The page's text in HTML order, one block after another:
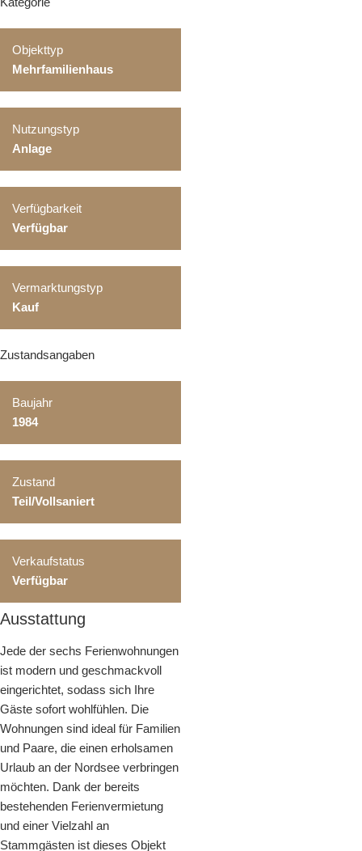
Objekttyp
Mehrfamilienhaus
Nutzungstyp
Anlage
Verfügbarkeit
Verfügbar
Vermarktungstyp
Kauf
Zustandsangaben
Baujahr
1984
Zustand
Teil/Vollsaniert
Verkaufstatus
Verfügbar
Ausstattung
Jede der sechs Ferienwohnungen
ist modern und geschmackvoll
eingerichtet, sodass sich Ihre
Gäste sofort wohlfühlen. Die
Wohnungen sind ideal für Familien
und Paare, die einen erholsamen
Urlaub an der Nordsee verbringen
möchten. Dank der bereits
bestehenden Ferienvermietung
und einer Vielzahl an
Stammgästen ist dieses Objekt